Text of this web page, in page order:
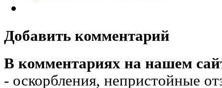
Добавить комментарий
В комментариях на нашем
- оскорбления, непристойные